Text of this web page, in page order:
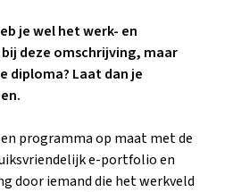
je wel het werk- en
deze omschrijving, maar
diploma? Laat dan je
programma op maat met de
e-portfolio en
door iemand die het werkveld